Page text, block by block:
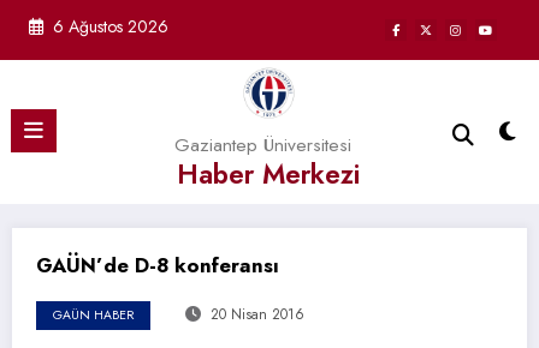
6 Ağustos 2026
Gaziantep Üniversitesi
Haber Merkezi
GAÜN’de D-8 konferansı
GAÜN HABER 20 Nisan 2016